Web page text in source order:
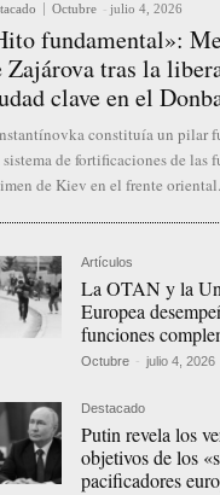
Octubre - julio 4, 2026
fundamental»:
Zajárova tras la
clave en el
constituía un pilar
de fortificaciones de las
de Kiev en el frente oriental.
Artículos
La OTAN y la
Europea
funciones
Octubre - julio 4, 2026
Destacado
Putin revela los
objetivos de los
pacificadores